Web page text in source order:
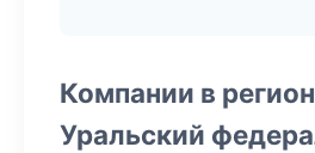
Компании в
Уральский